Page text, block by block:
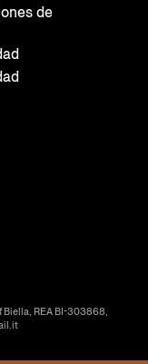
de
Biella, REA BI-303868,